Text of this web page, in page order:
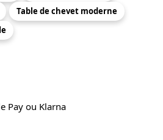
Table de chevet moderne
Pay ou Klarna